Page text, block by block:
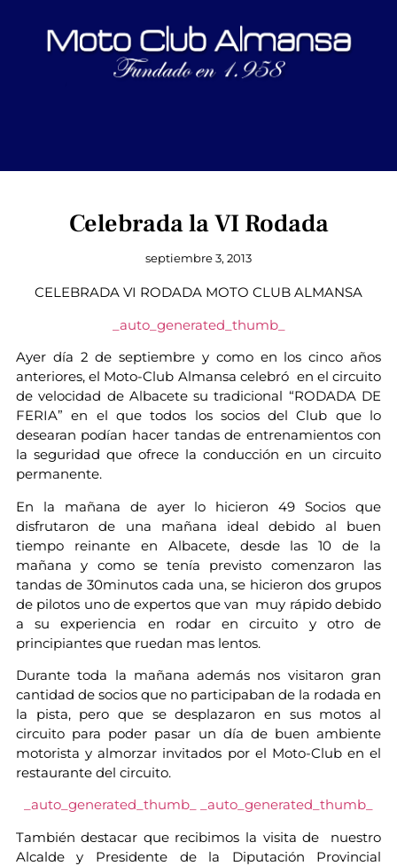
Celebrada la VI Rodada
septiembre 3, 2013
CELEBRADA VI RODADA MOTO CLUB ALMANSA
_auto_generated_thumb_
Ayer día 2 de septiembre y como en los cinco años
anteriores, el Moto-Club Almansa celebró en el circuito
de velocidad de Albacete su tradicional “RODADA DE
FERIA” en el que todos los socios del Club que lo
desearan podían hacer tandas de entrenamientos con
la seguridad que ofrece la conducción en un circuito
permanente.
En la mañana de ayer lo hicieron 49 Socios que
disfrutaron de una mañana ideal debido al buen
tiempo reinante en Albacete, desde las 10 de la
mañana y como se tenía previsto comenzaron las
tandas de 30minutos cada una, se hicieron dos grupos
de pilotos uno de expertos que van muy rápido debido
a su experiencia en rodar en circuito y otro de
principiantes que ruedan mas lentos.
Durante toda la mañana además nos visitaron gran
cantidad de socios que no participaban de la rodada en
la pista, pero que se desplazaron en sus motos al
circuito para poder pasar un día de buen ambiente
motorista y almorzar invitados por el Moto-Club en el
restaurante del circuito.
_auto_generated_thumb_
_auto_generated_thumb_
También destacar que recibimos la visita de nuestro
Alcalde y Presidente de la Diputación Provincial